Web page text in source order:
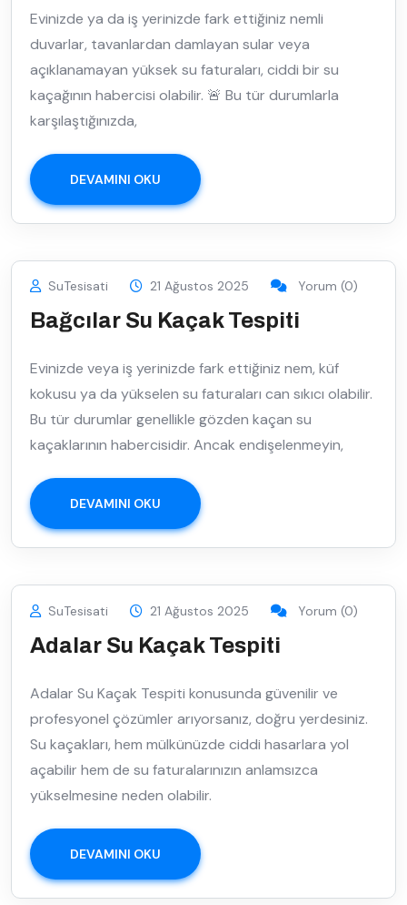
Evinizde ya da iş yerinizde fark ettiğiniz nemli
duvarlar, tavanlardan damlayan sular veya
açıklanamayan yüksek su faturaları, ciddi bir su
kaçağının habercisi olabilir. 🚨 Bu tür durumlarla
karşılaştığınızda,
DEVAMINI OKU
SuTesisati 21 Ağustos 2025 Yorum (0)
Bağcılar Su Kaçak Tespiti
Evinizde veya iş yerinizde fark ettiğiniz nem, küf
kokusu ya da yükselen su faturaları can sıkıcı olabilir.
Bu tür durumlar genellikle gözden kaçan su
kaçaklarının habercisidir. Ancak endişelenmeyin,
DEVAMINI OKU
SuTesisati 21 Ağustos 2025 Yorum (0)
Adalar Su Kaçak Tespiti
Adalar Su Kaçak Tespiti konusunda güvenilir ve
profesyonel çözümler arıyorsanız, doğru yerdesiniz.
Su kaçakları, hem mülkünüzde ciddi hasarlara yol
açabilir hem de su faturalarınızın anlamsızca
yükselmesine neden olabilir.
DEVAMINI OKU